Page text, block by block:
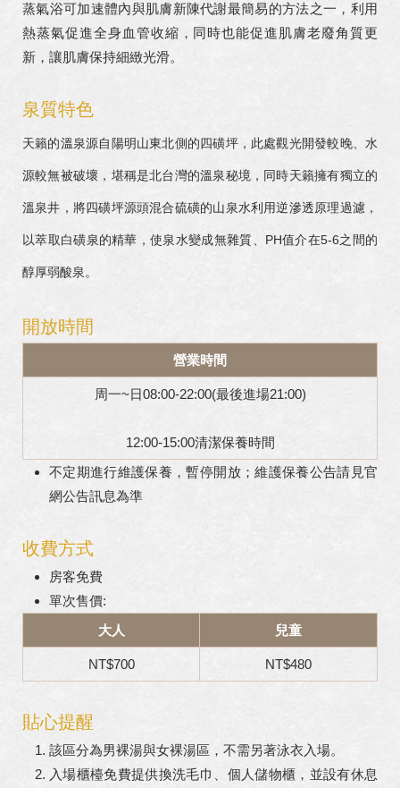
蒸氣浴可加速體內與肌膚新陳代謝最簡易的方法之一，利用
熱蒸氣促進全身血管收縮，同時也能促進肌膚老廢角質更
新，讓肌膚保持細緻光滑。
泉質特色
天籟的溫泉源自陽明山東北側的四磺坪，此處觀光開發較晚、水
源較無被破壞，堪稱是北台灣的溫泉秘境，同時天籟擁有獨立的
溫泉井，將四磺坪源頭混合硫磺的山泉水利用逆滲透原理過濾，
以萃取白磺泉的精華，使泉水變成無雜質、PH值介在5-6之間的
醇厚弱酸泉。
開放時間
營業時間
周一~日08:00-22:00(最後進場21:00)
12:00-15:00清潔保養時間
不定期進行維護保養，暫停開放；維護保養公告請見官
網公告訊息為準
收費方式
房客免費
單次售價:
大人
兒童
NT$700 NT$480
貼心提醒
該區分為男裸湯與女裸湯區，不需另著泳衣入場。
入場櫃檯免費提供換洗毛巾、個人儲物櫃，並設有休息